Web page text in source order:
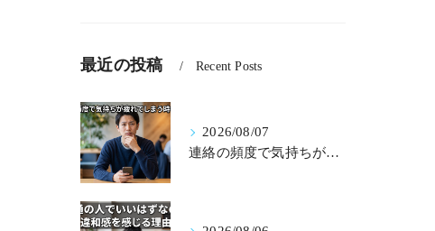
最近の投稿 Recent Posts
2026/08/07
連絡の頻度で気持ちが疲れてしまう時の処方箋